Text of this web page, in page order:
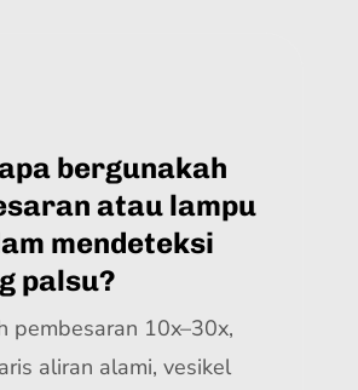
bergunakah
atau lampu
mendeteksi
palsu?
pembesaran 10x–30x,
aliran alami, vesikel